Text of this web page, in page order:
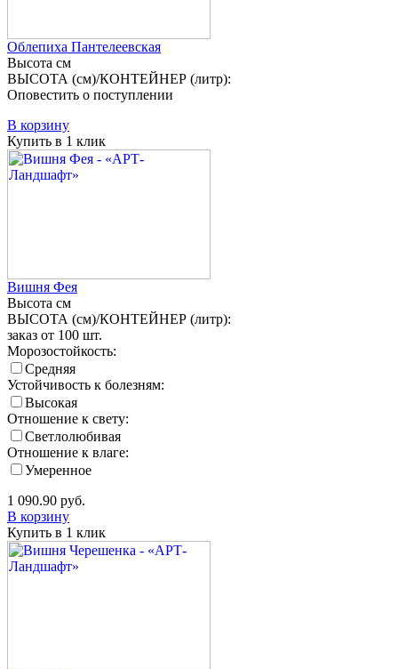
Облепиха Пантелеевская
Высота см
ВЫСОТА (см)/КОНТЕЙНЕР (литр):
Оповестить о поступлении
В корзину
Купить в 1 клик
Вишня Фея
Высота см
ВЫСОТА (см)/КОНТЕЙНЕР (литр):
заказ от 100 шт.
Морозостойкость:
Средняя
Устойчивость к болезням:
Высокая
Отношение к свету:
Светлолюбивая
Отношение к влаге:
Умеренное
1 090.90 руб.
В корзину
Купить в 1 клик